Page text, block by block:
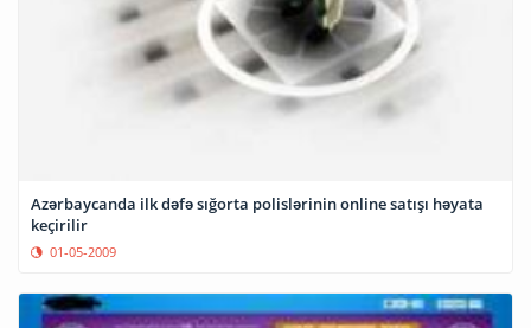
Azərbaycanda ilk dəfə sığorta polislərinin online satışı həyata
keçirilir
01-05-2009